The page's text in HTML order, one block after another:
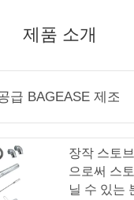
품 공급
제조
제품 소개
급 BAGEASE 제조
장작 스토
으로써 스
닐 수 있는